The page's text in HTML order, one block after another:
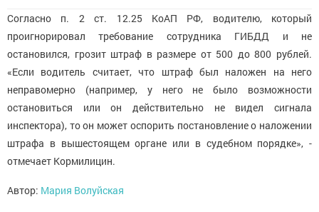
Согласно п. 2 ст. 12.25 КоАП РФ, водителю, который
проигнорировал требование сотрудника ГИБДД и не
остановился, грозит штраф в размере от 500 до 800 рублей.
«Если водитель считает, что штраф был наложен на него
неправомерно (например, у него не было возможности
остановиться или он действительно не видел сигнала
инспектора), то он может оспорить постановление о наложении
штрафа в вышестоящем органе или в судебном порядке», -
отмечает Кормилицин.
Автор: Мария Волуйская